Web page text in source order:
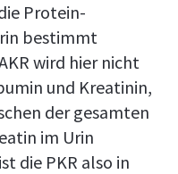
Protein-
bestimmt
wird hier nicht
und Kreatinin,
der gesamten
im Urin
die PKR also in